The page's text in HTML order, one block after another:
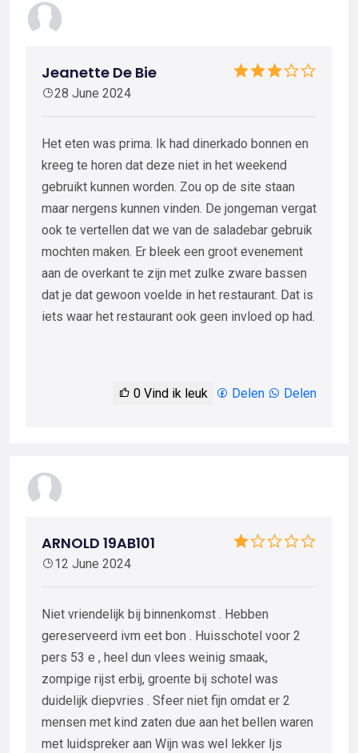
Jeanette De Bie
28 June 2024
Het eten was prima. Ik had dinerkado bonnen en
kreeg te horen dat deze niet in het weekend
gebruikt kunnen worden. Zou op de site staan
maar nergens kunnen vinden. De jongeman vergat
ook te vertellen dat we van de saladebar gebruik
mochten maken. Er bleek een groot evenement
aan de overkant te zijn met zulke zware bassen
dat je dat gewoon voelde in het restaurant. Dat is
iets waar het restaurant ook geen invloed op had.
0 Vind ik leuk Delen Delen
ARNOLD 19AB101
12 June 2024
Niet vriendelijk bij binnenkomst . Hebben
gereserveerd ivm eet bon . Huisschotel voor 2
pers 53 e , heel dun vlees weinig smaak,
zompige rijst erbij, groente bij schotel was
duidelijk diepvries . Sfeer niet fijn omdat er 2
mensen met kind zaten due aan het bellen waren
met luidspreker aan Wijn was wel lekker Ijs